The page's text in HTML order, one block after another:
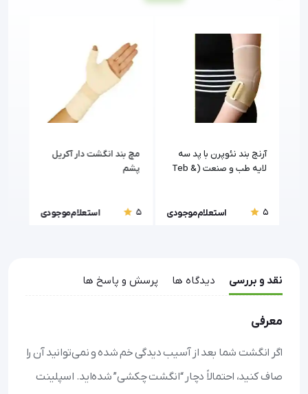
آرنج بند نئوپرن با پد سه
لایه طب و صنعت (Teb &
5 استعلام موجودی
مچ بند انگشت دار آکریل
پشم
5 استعلام موجودی
نقد و بررسی دیدگاه ها پرسش و پاسخ ها
معرفی
اگر انگشت شما بعد از آسیب دیدگی خم شده و نمی‌توانید آن را
صاف کنید، احتمالاً دچار “انگشت چکشی” شده‌اید. اسپلینت